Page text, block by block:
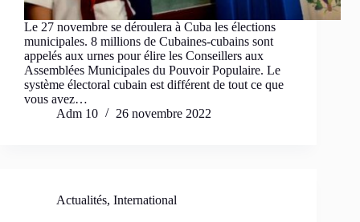
Le 27 novembre se déroulera à Cuba les élections
municipales. 8 millions de Cubaines-cubains sont
appelés aux urnes pour élire les Conseillers aux
Assemblées Municipales du Pouvoir Populaire. Le
système électoral cubain est différent de tout ce que
vous avez…
Adm 10
26 novembre 2022
Actualités, International